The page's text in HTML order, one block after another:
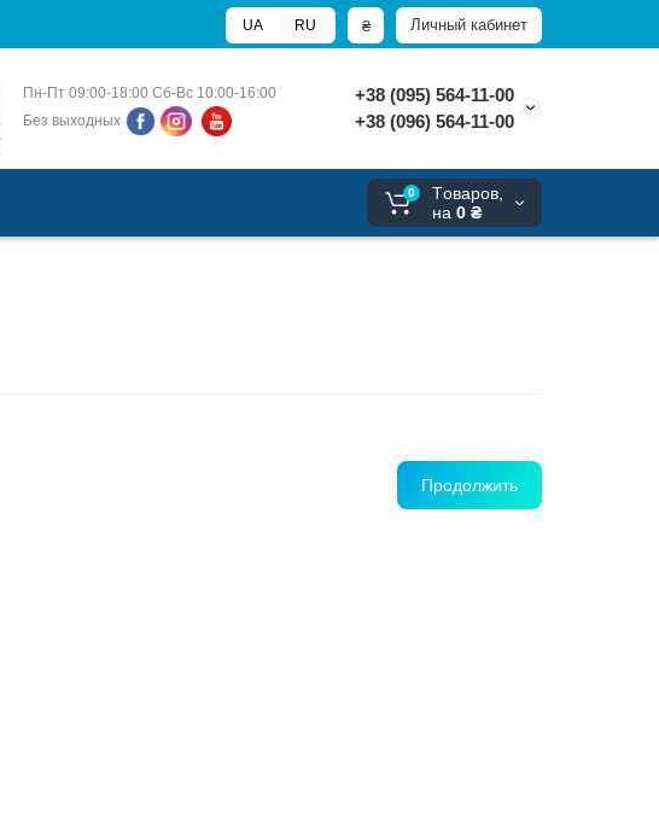
Личный кабинет
₴
UA RU
Пн-Пт 09:00-18:00 Сб-Вс 10:00-16:00
Без выходных
+38 (095) 564-11-00
+38 (096) 564-11-00
0
Tоваров,
на 0 ₴
Продолжить